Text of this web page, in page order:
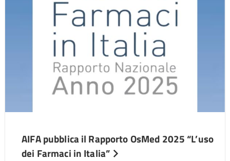
AIFA pubblica il Rapporto OsMed 2025 “L’uso
dei Farmaci in Italia”